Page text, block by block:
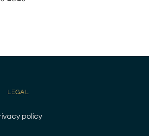
LEGAL
policy